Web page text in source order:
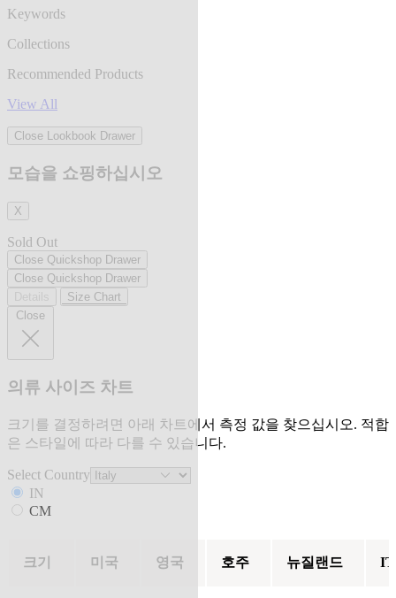
Keywords
Collections
Recommended Products
View All
Close Lookbook Drawer
모습을 쇼핑하십시오
X
Sold Out
Close Quickshop Drawer
Close Quickshop Drawer
Size Chart
Close
의류 사이즈 차트
크기를 결정하려면 아래 차트에서 측정 값을 찾으십시오. 적합
은 스타일에 따라 다를 수 있습니다.
Select Country
IN
CM
크기 미국 영국 호주 뉴질랜드 IT